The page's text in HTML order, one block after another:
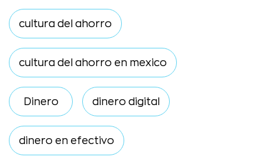
cultura del ahorro
cultura del ahorro en mexico
Dinero dinero digital
dinero en efectivo